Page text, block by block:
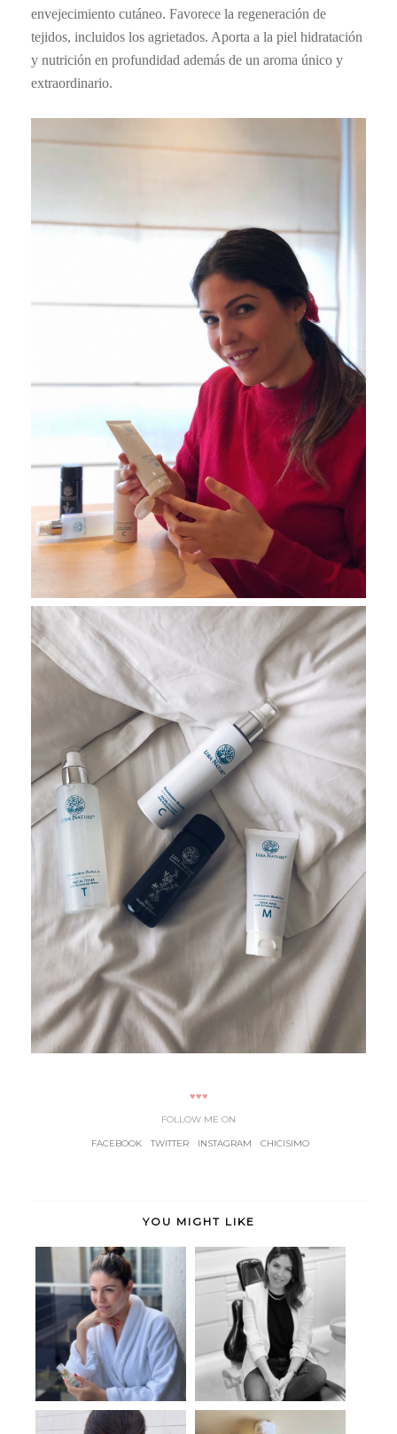
envejecimiento cutáneo. Favorece la regeneración de
tejidos, incluidos los agrietados. Aporta a la piel hidratación
y nutrición en profundidad además de un aroma único y
extraordinario.
♥♥♥
FOLLOW ME ON
FACEBOOK-TWITTER- INSTAGRAM CHICISIMO
YOU MIGHT LIKE
Bioten Dental Faus